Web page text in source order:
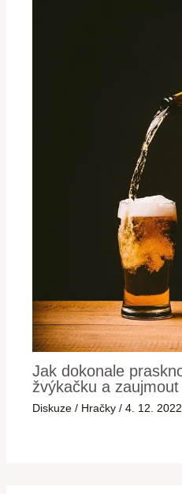
Jak dokonale
žvýkačku a
Diskuze / Hračky /4. 12. 2022